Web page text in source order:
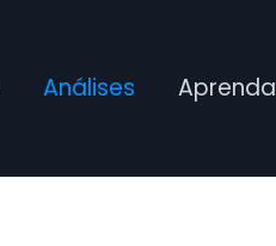
Análises Aprenda